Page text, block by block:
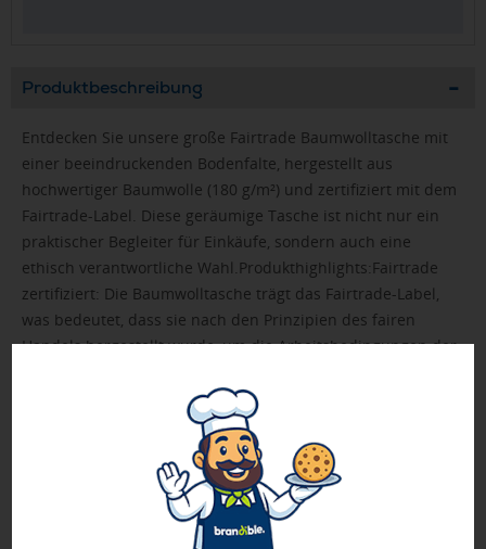
Produktbeschreibung
Entdecken Sie unsere große Fairtrade Baumwolltasche mit
einer beeindruckenden Bodenfalte, hergestellt aus
hochwertiger Baumwolle (180 g/m²) und zertifiziert mit dem
Fairtrade-Label. Diese geräumige Tasche ist nicht nur ein
praktischer Begleiter für Einkäufe, sondern auch eine
ethisch verantwortliche Wahl.Produkthighlights:Fairtrade
zertifiziert: Die Baumwolltasche trägt das Fairtrade-Label,
was bedeutet, dass sie nach den Prinzipien des fairen
Handels hergestellt wurde, um die Arbeitsbedingungen der
(180 g/m²): Die Tasche besteht aus strapazierfähiger
Baumwolle mit einem Gewicht von 180 g/m², was eine
zuverlässige Nutzung gewährleistet.Große Bodenfalte: Die
beeindruckende Bodenfalte verleiht der Tasche nicht nur
zusätzliches Volumen, sondern auch Stabilität für den
Transport von Einkäufen.Praktische Größe: Die Tasche bietet